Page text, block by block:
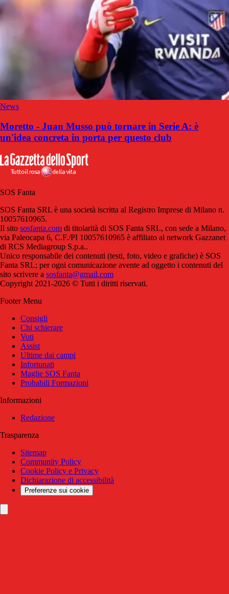
News
Moretto - Juan Musso può tornare in Serie A: è
un'idea concreta in porta per questo club
SOS Fanta
SOS Fanta SRL è una società iscritta al Registro Imprese di Milano n.
10057610965.
Il sito sosfanta.com di titolarità di SOS Fanta SRL, con sede a Milano,
via Paleocapa 6, C.F./PI 10057610965 è affiliato al network Gazzanet
di RCS Mediagroup S.p.a..
Unico responsabile dei contenuti (testi, foto, video e grafiche) è SOS
Fanta SRL; per ogni comunicazione avente ad oggetto i contenuti del
sito scrivere a sosfanta@gmail.com
Copyright 2021-2026 © Tutti i diritti riservati.
Footer Menu
Consigli
Chi schierare
Voti
Assist
Ultime dai campi
Infortunati
Maglie SOS Fanta
Probabili Formazioni
Informazioni
Redazione
Trasparenza
Sitemap
Community Policy
Cookie Policy e Privacy
Dichiarazione di accessibilità
Preferenze sui cookie